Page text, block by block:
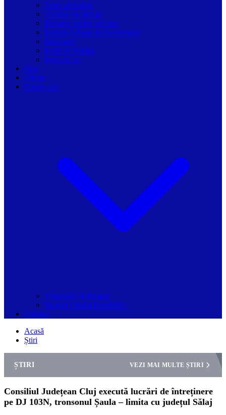
Toate articolele
Viziune de primar
Resurse pentru primarii
Politici Urbane & Guvernanta
Dialoguri
Profil de Primar
Podcast-uri
Stiri
Oferte
Despre noi
Grupurile Whatsapp
Spațiul Ghidul Primăriilor
Contact
Acasă
Știri
ȘTIRI VEZI MAI MULTE ȘTIRI
Consiliul Județean Cluj execută lucrări de întreținere
pe DJ 103N, tronsonul Șaula – limita cu județul Sălaj